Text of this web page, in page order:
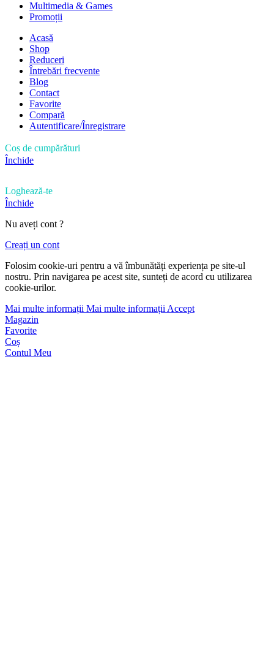
Multimedia & Games
Promoții
Acasă
Shop
Reduceri
Întrebări frecvente
Blog
Contact
Favorite
Compară
Autentificare/Înregistrare
Coș de cumpărături
Închide
Loghează-te
Închide
Nu aveți cont ?
Creați un cont
Folosim cookie-uri pentru a vă îmbunătăți experiența pe site-ul
nostru. Prin navigarea pe acest site, sunteți de acord cu utilizarea
cookie-urilor.
Mai multe informații Mai multe informații Accept
Magazin
Favorite
Coș
Contul Meu